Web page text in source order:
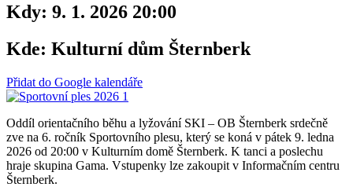
Kdy: 9. 1. 2026 20:00
Kde: Kulturní dům Šternberk
Přidat do Google kalendáře
Oddíl orientačního běhu a lyžování SKI – OB Šternberk srdečně
zve na 6. ročník Sportovního plesu, který se koná v pátek 9. ledna
2026 od 20:00 v Kulturním domě Šternberk. K tanci a poslechu
hraje skupina Gama. Vstupenky lze zakoupit v Informačním centru
Šternberk.